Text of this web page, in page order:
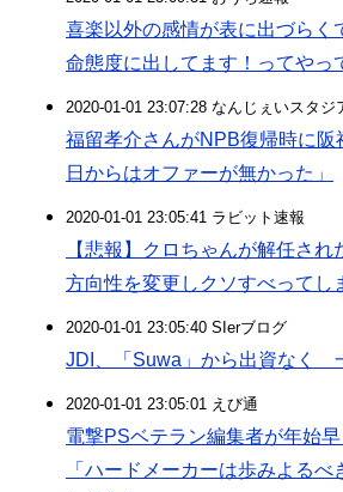
喜楽以外の感情が表に出づらく
命態度に出してます！ってやっ
2020-01-01 23:07:28 なんじぇいスタジ
福留孝介さんがNPB復帰時に阪
日からはオファーが無かった」
2020-01-01 23:05:41 ラビット速報
【悲報】クロちゃんが解任され
方向性を変更しクソすべってし
2020-01-01 23:05:40 SIerブログ
JDI、「Suwa」から出資なく
2020-01-01 23:05:01 えび通
電撃PSベテラン編集者が年始
「ハードメーカーは歩みよる